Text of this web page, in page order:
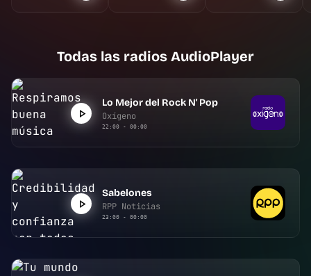
Todas las radios AudioPlayer
Lo Mejor del Rock N' Pop
Oxígeno
22:00 - 00:00
Sabelones
RPP Noticias
23:00 - 00:00